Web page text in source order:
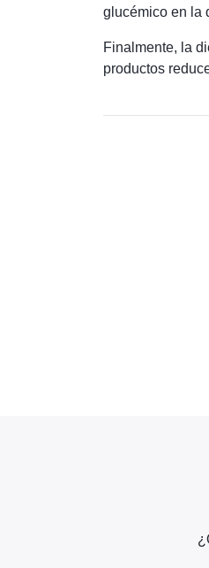
glucémico en la
Finalmente, la
productos